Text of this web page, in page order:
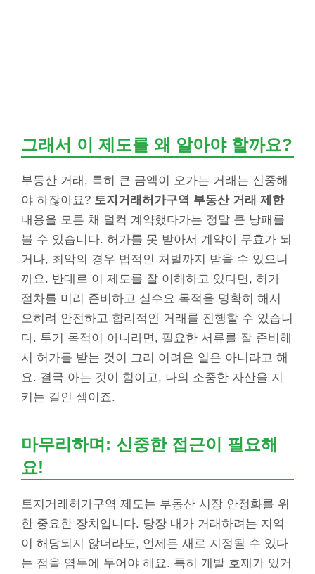
그래서 이 제도를 왜 알아야 할까요?
부동산 거래, 특히 큰 금액이 오가는 거래는 신중해
야 하잖아요? 토지거래허가구역 부동산 거래 제한
내용을 모른 채 덜컥 계약했다가는 정말 큰 낭패를
볼 수 있습니다. 허가를 못 받아서 계약이 무효가 되
거나, 최악의 경우 법적인 처벌까지 받을 수 있으니
까요. 반대로 이 제도를 잘 이해하고 있다면, 허가
절차를 미리 준비하고 실수요 목적을 명확히 해서
오히려 안전하고 합리적인 거래를 진행할 수 있습니
다. 투기 목적이 아니라면, 필요한 서류를 잘 준비해
서 허가를 받는 것이 그리 어려운 일은 아니라고 해
요. 결국 아는 것이 힘이고, 나의 소중한 자산을 지
키는 길인 셈이죠.
마무리하며: 신중한 접근이 필요해
요!
토지거래허가구역 제도는 부동산 시장 안정화를 위
한 중요한 장치입니다. 당장 내가 거래하려는 지역
이 해당되지 않더라도, 언제든 새로 지정될 수 있다
는 점을 염두에 두어야 해요. 특히 개발 호재가 있거